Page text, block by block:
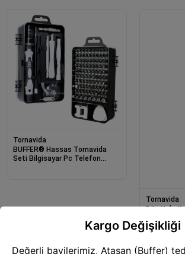
Tornavida
BUFFER® Hassas Tornavida
Seti Bilgisayar Pc Telefon
Tornavida
Düz Uçlu
Vidalama